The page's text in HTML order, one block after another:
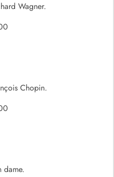
Wagner.
Chopin.
dame.